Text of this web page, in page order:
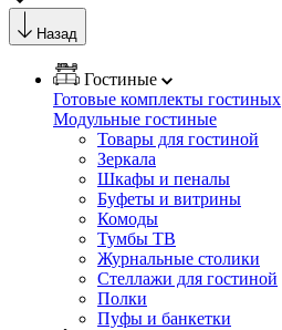
Назад
Гостиные
Готовые комплекты гостиных
Модульные гостиные
Товары для гостиной
Зеркала
Шкафы и пеналы
Буфеты и витрины
Комоды
Тумбы ТВ
Журнальные столики
Стеллажи для гостиной
Полки
Пуфы и банкетки